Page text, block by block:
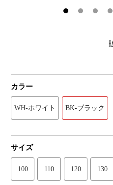
カラー
WH-ホワイト BK-ブラック
サイズ
100 110 120 130